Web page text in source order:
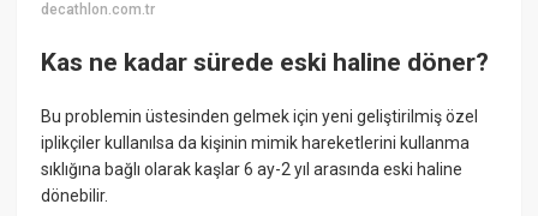
decathlon.com.tr
Kas ne kadar sürede eski haline döner?
Bu problemin üstesinden gelmek için yeni geliştirilmiş özel
iplikçiler kullanılsa da kişinin mimik hareketlerini kullanma
sıklığına bağlı olarak kaşlar 6 ay-2 yıl arasında eski haline
dönebilir.